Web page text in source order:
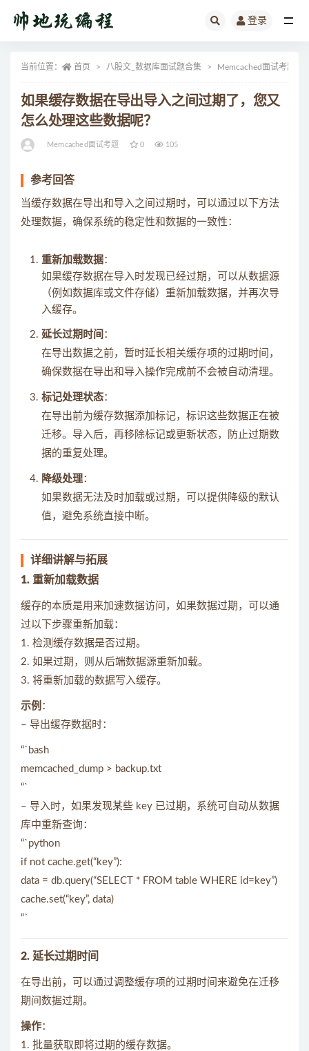
登录
当前位置： 首页 八股文_数据库面试题合集 Memcached面试考题
如果缓存数据在导出导入之间过期了，您又
怎么处理这些数据呢？
Memcached面试考题 0 105
参考回答
当缓存数据在导出和导入之间过期时，可以通过以下方法
处理数据，确保系统的稳定性和数据的一致性：
重新加载数据：
如果缓存数据在导入时发现已经过期，可以从数据源
（例如数据库或文件存储）重新加载数据，并再次导
入缓存。
延长过期时间 ：
在导出数据之前，暂时延长相关缓存项的过期时间，
确保数据在导出和导入操作完成前不会被自动清理。
标记处理状态：
在导出前为缓存数据添加标记，标识这些数据正在被
迁移。导入后，再移除标记或更新状态，防止过期数
据的重复处理。
降级处理：
如果数据无法及时加载或过期，可以提供降级的默认
值，避免系统直接中断。
详细讲解与拓展
1. 重新加载数据
缓存的本质是用来加速数据访问，如果数据过期，可以通
过以下步骤重新加载：
1. 检测缓存数据是否过期。
2. 如果过期，则从后端数据源重新加载。
3. 将重新加载的数据写入缓存。
示例 ：
– 导出缓存数据时：
“`bash
memcached_dump > backup.txt
“`
– 导入时，如果发现某些 key 已过期，系统可自动从数据
库中重新查询：
“`python
if not cache.get(“key”):
data = db.query(“SELECT * FROM table WHERE id=key”)
cache.set(“key”, data)
“`
2. 延长过期时间
在导出前，可以通过调整缓存项的过期时间来避免在迁移
期间数据过期。
操作：
1. 批量获取即将过期的缓存数据。